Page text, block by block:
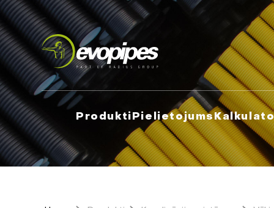
ProduktiPielietojums